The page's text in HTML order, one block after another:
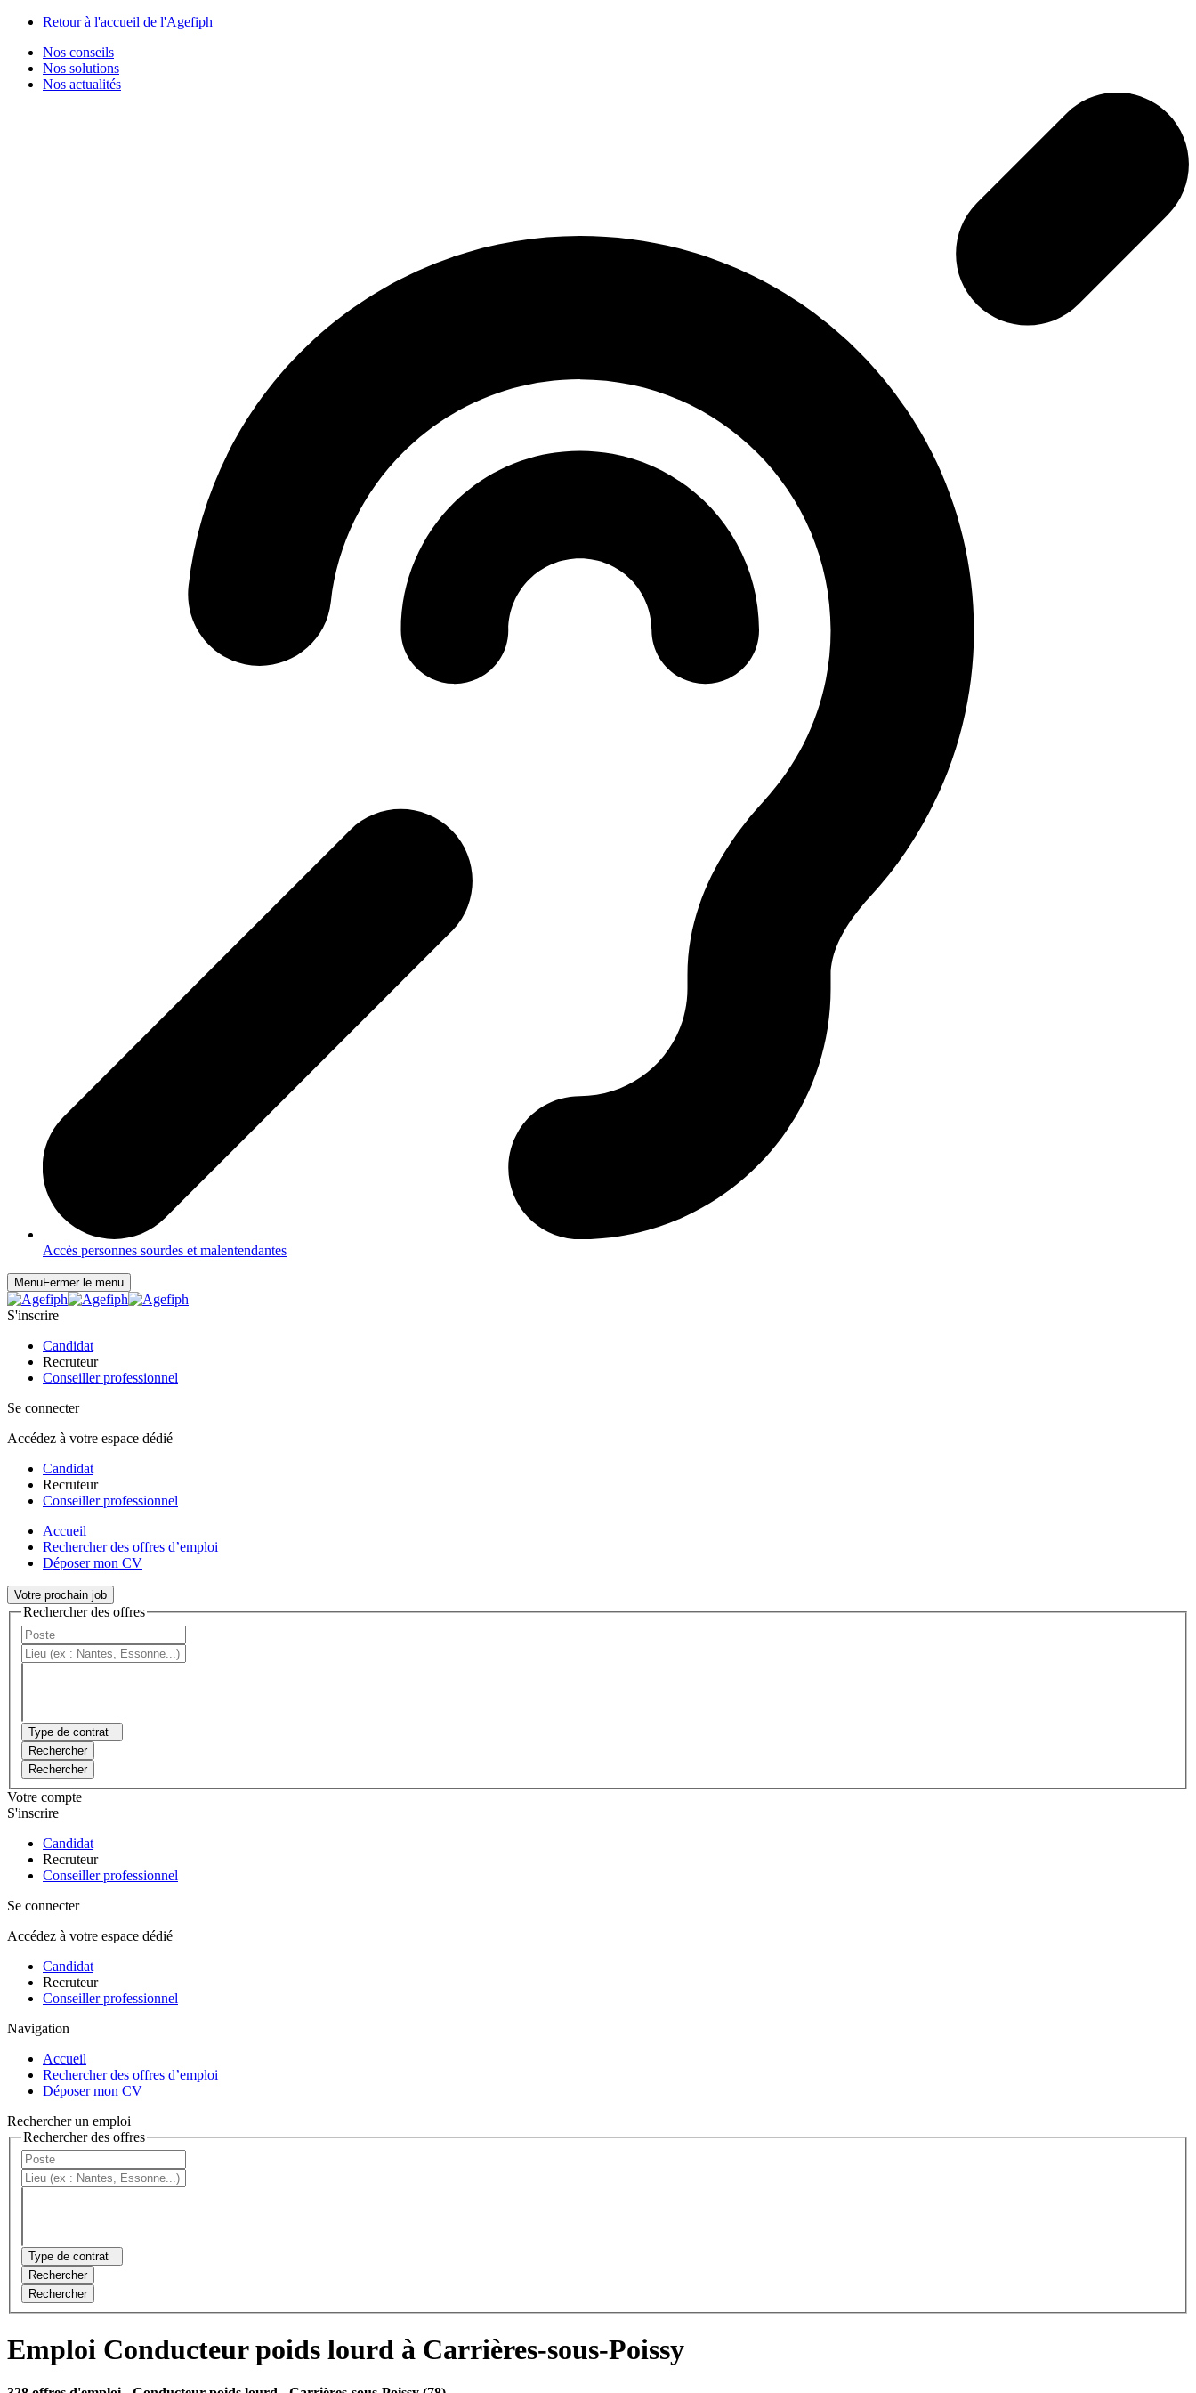
Retour à l'accueil de l'Agefiph
Nos conseils
Nos solutions
Nos actualités
Accès personnes sourdes et malentendantes
MenuFermer le menu
S'inscrire
Candidat
Recruteur
Conseiller professionnel
Se connecter
Accédez à votre espace dédié
Candidat
Recruteur
Conseiller professionnel
Accueil
Rechercher des offres d’emploi
Déposer mon CV
Votre prochain job
Rechercher des offres
Type de contrat
Rechercher
Rechercher
Votre compte
S'inscrire
Candidat
Recruteur
Conseiller professionnel
Se connecter
Accédez à votre espace dédié
Candidat
Recruteur
Conseiller professionnel
Navigation
Accueil
Rechercher des offres d’emploi
Déposer mon CV
Rechercher un emploi
Rechercher des offres
Type de contrat
Rechercher
Rechercher
Emploi Conducteur poids lourd à Carrières-sous-Poissy